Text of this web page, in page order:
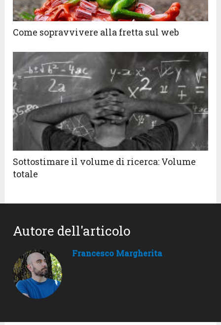
Come sopravvivere alla fretta sul web
Sottostimare il volume di ricerca: Volume
totale
Autore dell'articolo
Francesco Margherita